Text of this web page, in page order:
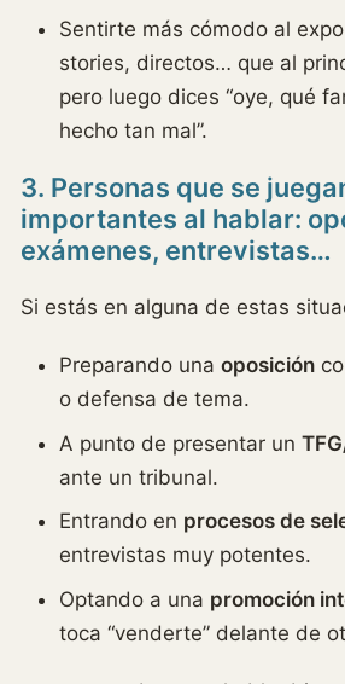
Sentirte más cómodo al
stories, directos… que al
pero luego dices “oye, qué
hecho tan mal”.
3. Personas que se
importantes al hablar:
exámenes, entrevistas…
Si estás en alguna de estas
Preparando una oposición
o defensa de tema.
A punto de presentar un
ante un tribunal.
Entrando en procesos de
entrevistas muy potentes.
Optando a una promoción
toca “venderte” delante de